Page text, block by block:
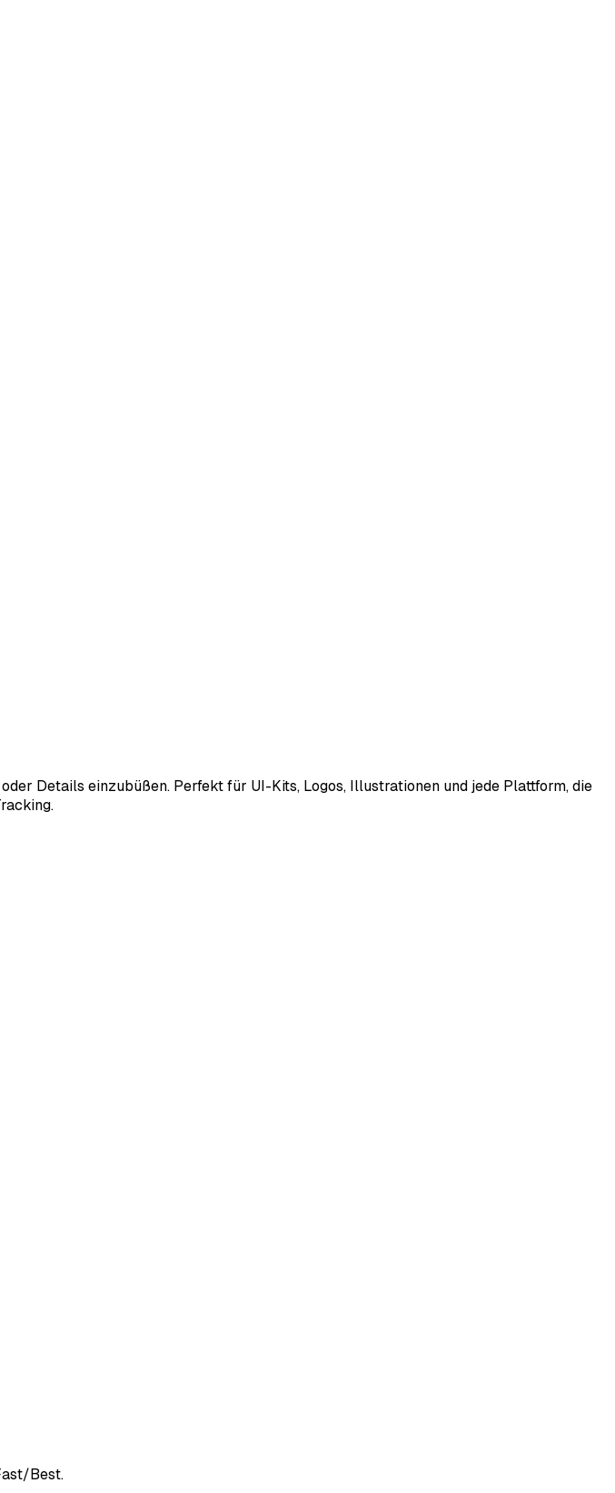
Details einzubüßen. Perfekt für UI-Kits, Logos, Illustrationen und jede Plattform, die
Best.